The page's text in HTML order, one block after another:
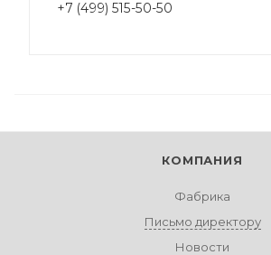
+7 (499) 515-50-50
КОМПАНИЯ
Фабрика
Письмо директору
Новости